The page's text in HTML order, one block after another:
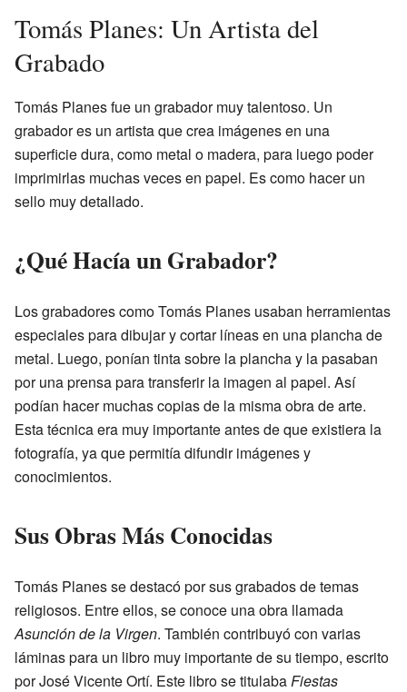
Tomás Planes: Un Artista del
Grabado
Tomás Planes fue un grabador muy talentoso. Un
grabador es un artista que crea imágenes en una
superficie dura, como metal o madera, para luego poder
imprimirlas muchas veces en papel. Es como hacer un
sello muy detallado.
¿Qué Hacía un Grabador?
Los grabadores como Tomás Planes usaban herramientas
especiales para dibujar y cortar líneas en una plancha de
metal. Luego, ponían tinta sobre la plancha y la pasaban
por una prensa para transferir la imagen al papel. Así
podían hacer muchas copias de la misma obra de arte.
Esta técnica era muy importante antes de que existiera la
fotografía, ya que permitía difundir imágenes y
conocimientos.
Sus Obras Más Conocidas
Tomás Planes se destacó por sus grabados de temas
religiosos. Entre ellos, se conoce una obra llamada
Asunción de la Virgen. También contribuyó con varias
láminas para un libro muy importante de su tiempo, escrito
por José Vicente Ortí. Este libro se titulabaFiestas